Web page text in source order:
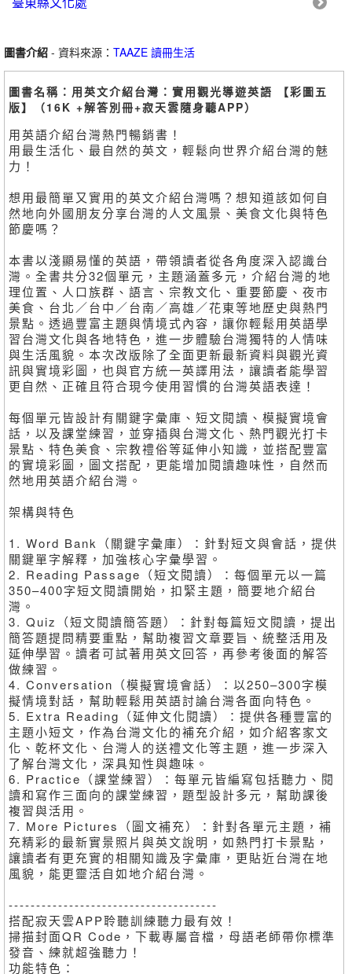
圖書介紹 - 資料來源： TAAZE 讀冊生活
圖書名稱：用英文介紹台灣：實用觀光導遊英語 【彩圖五
版】（16K +解答別冊+寂天雲隨身聽APP）
用英語介紹台灣熱門暢銷書！
用最生活化、最自然的英文，輕鬆向世界介紹台灣的魅
力！
想用最簡單又實用的英文介紹台灣嗎？想知道該如何自
然地向外國朋友分享台灣的人文風景、美食文化與特色
節慶嗎？
本書以淺顯易懂的英語，帶領讀者從各角度深入認識台
灣。全書共分32個單元，主題涵蓋多元，介紹台灣的地
理位置、人口族群、語言、宗教文化、重要節慶、夜市
美食、台北／台中／台南／高雄／花東等地歷史與熱門
景點。透過豐富主題與情境式內容，讓你輕鬆用英語學
習台灣文化與各地特色，進一步體驗台灣獨特的人情味
與生活風貌。本次改版除了全面更新最新資料與觀光資
訊與實境彩圖，也與官方統一英譯用法，讓讀者能學習
更自然、正確且符合現今使用習慣的台灣英語表達！
每個單元皆設計有關鍵字彙庫、短文閱讀、模擬實境會
話，以及課堂練習，並穿插與台灣文化、熱門觀光打卡
景點、特色美食、宗教禮俗等延伸小知識，並搭配豐富
的實境彩圖，圖文搭配，更能增加閱讀趣味性，自然而
然地用英語介紹台灣。
架構與特色
1. Word Bank（關鍵字彙庫）：針對短文與會話，提供
關鍵單字解釋，加強核心字彙學習。
2. Reading Passage（短文閱讀）：每個單元以一篇
350–400字短文閱讀開始，扣緊主題，簡要地介紹台
灣。
3. Quiz（短文閱讀簡答題）：針對每篇短文閱讀，提出
簡答題提問精要重點，幫助複習文章要旨、統整活用及
延伸學習。讀者可試著用英文回答，再參考後面的解答
做練習。
4. Conversation（模擬實境會話）：以250–300字模
擬情境對話，幫助輕鬆用英語討論台灣各面向特色。
5. Extra Reading（延伸文化閱讀）：提供各種豐富的
主題小短文，作為台灣文化的補充介紹，如介紹客家文
化、乾杯文化、台灣人的送禮文化等主題，進一步深入
了解台灣文化，深具知性與趣味。
6. Practice（課堂練習）：每單元皆編寫包括聽力、閱
讀和寫作三面向的課堂練習，題型設計多元，幫助課後
複習與活用。
7. More Pictures（圖文補充）：針對各單元主題，補
充精彩的最新實景照片與英文說明，如熱門打卡景點，
讓讀者有更充實的相關知識及字彙庫，更貼近台灣在地
風貌，能更靈活自如地介紹台灣。
--------------------------------------
搭配寂天雲APP聆聽訓練聽力最有效！
掃描封面QR Code，下載專屬音檔，母語老師帶你標準
發音、練就超強聽力！
功能特色：